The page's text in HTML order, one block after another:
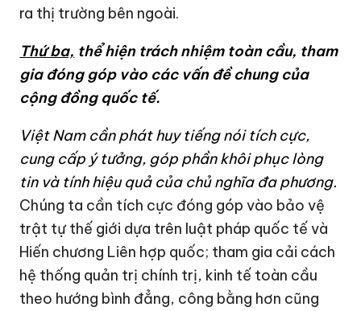
ra thị trường bên ngoài.
Thứ ba, thể hiện trách nhiệm toàn cầu, tham
gia đóng góp vào các vấn đề chung của
cộng đồng quốc tế.
Việt Nam cần phát huy tiếng nói tích cực,
cung cấp ý tưởng, góp phần khôi phục lòng
tin và tính hiệu quả của chủ nghĩa đa phương.
Chúng ta cần tích cực đóng góp vào bảo vệ
trật tự thế giới dựa trên luật pháp quốc tế và
Hiến chương Liên hợp quốc; tham gia cải cách
hệ thống quản trị chính trị, kinh tế toàn cầu
theo hướng bình đẳng, công bằng hơn cũng